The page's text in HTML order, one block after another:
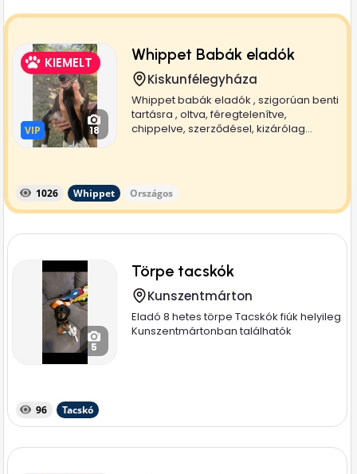
KIEMELT
VIP
VIP 18
Whippet Babák eladók
Kiskunfélegyháza
Whippet babák eladók , szigorúan benti
tartásra , oltva, féregtelenítve,
chippelve, szerződésel, kizárólag...
1026 Whippet Országos
5
Törpe tacskók
Kunszentmárton
Eladó 8 hetes törpe Tacskók fiúk helyileg
Kunszentmártonban találhatók
96 Tacskó